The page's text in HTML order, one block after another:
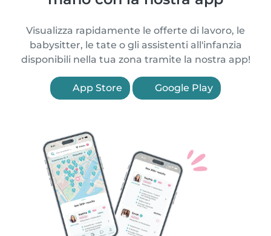
Visualizza rapidamente le offerte di lavoro, le
babysitter, le tate o gli assistenti all'infanzia
disponibili nella tua zona tramite la nostra app!
App Store Google Play